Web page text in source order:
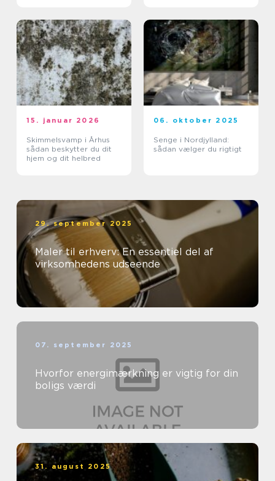
15. januar 2026
Skimmelsvamp i Århus
sådan beskytter du dit
hjem og dit helbred
06. oktober 2025
Senge i Nordjylland:
sådan vælger du rigtigt
29. september 2025
Maler til erhverv: En essentiel del af
virksomhedens udseende
07. september 2025
Hvorfor energimærkning er vigtig for din
boligs værdi
31. august 2025